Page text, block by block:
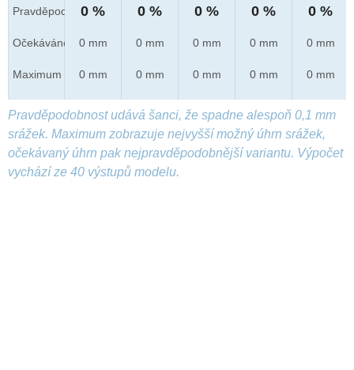
Pravděpod.
Očekáváno
Maximum
0 %
0 mm
0 mm
0 %
0 mm
0 mm
0 %
0 mm
0 mm
0 %
0 mm
0 mm
0 %
0 mm
0 mm
Pravděpodobnost udává šanci, že spadne alespoň 0,1 mm
srážek. Maximum zobrazuje nejvyšší možný úhrn srážek,
očekávaný úhrn pak nejpravděpodobnější variantu. Výpočet
vychází ze 40 výstupů modelu.